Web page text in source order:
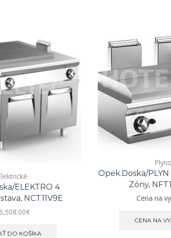
ELEKTRO 4
NCT11V9E
€
DO KOŠÍKA
Opek.doska/PLYN
Zóny,
Cena na
CENA NA